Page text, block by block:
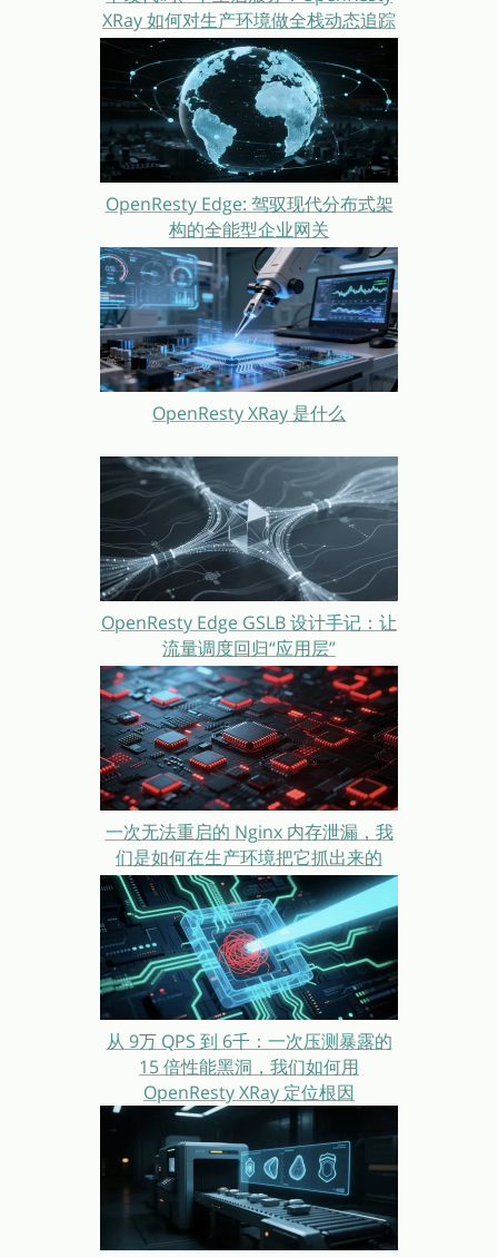
XRay 如何对生产环境做全栈动态追踪
OpenResty Edge: 驾驭现代分布式架
构的全能型企业网关
OpenResty XRay 是什么
OpenResty Edge GSLB 设计手记：让
流量调度回归“应用层”
一次无法重启的 Nginx 内存泄漏，我
们是如何在生产环境把它抓出来的
从 9万 QPS 到 6千：一次压测暴露的
15 倍性能黑洞，我们如何用
OpenResty XRay 定位根因